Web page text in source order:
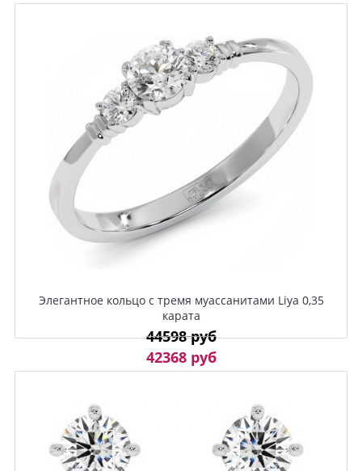
Элегантное кольцо с тремя муассанитами Liya 0,35
карата
44598 руб
42368 руб